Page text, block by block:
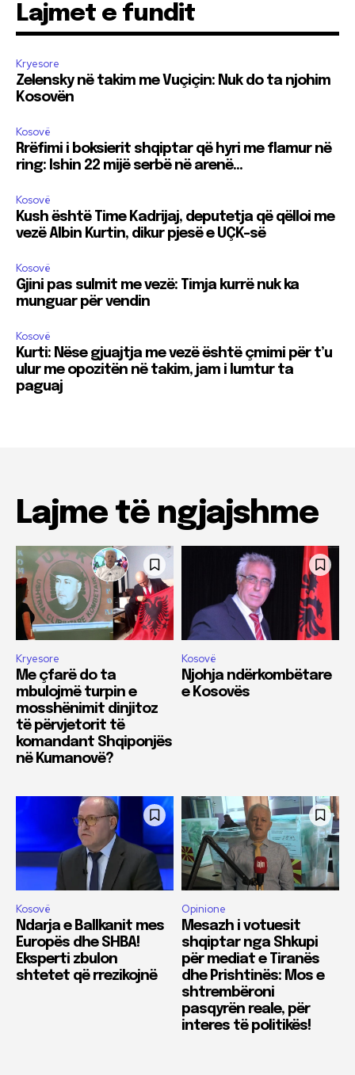
Lajmet e fundit
Kryesore
Zelensky në takim me Vuçiçin: Nuk do ta njohim
Kosovën
Kosovë
Rrëfimi i boksierit shqiptar që hyri me flamur në
ring: Ishin 22 mijë serbë në arenë…
Kosovë
Kush është Time Kadrijaj, deputetja që qëlloi me
vezë Albin Kurtin, dikur pjesë e UÇK-së
Kosovë
Gjini pas sulmit me vezë: Timja kurrë nuk ka
munguar për vendin
Kosovë
Kurti: Nëse gjuajtja me vezë është çmimi për t’u
ulur me opozitën në takim, jam i lumtur ta
paguaj
Lajme të ngjajshme
Kryesore
Me çfarë do ta
mbulojmë turpin e
mosshënimit dinjitoz
të përvjetorit të
komandant Shqiponjës
në Kumanovë?
Kosovë
Njohja ndërkombëtare
e Kosovës
Kosovë
Ndarja e Ballkanit mes
Europës dhe SHBA!
Eksperti zbulon
shtetet që rrezikojnë
Opinione
Mesazh i votuesit
shqiptar nga Shkupi
për mediat e Tiranës
dhe Prishtinës: Mos e
shtrembëroni
pasqyrën reale, për
interes të politikës!